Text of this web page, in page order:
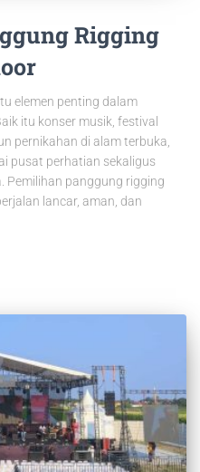
Rigging
elemen penting dalam
itu konser musik, festival
pernikahan di alam terbuka,
pusat perhatian sekaligus
Pemilihan panggung rigging
lancar, aman, dan